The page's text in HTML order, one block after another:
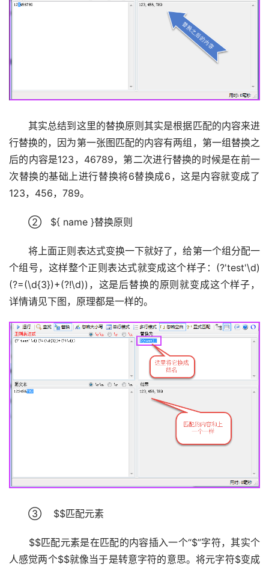
其实总结到这里的替换原则其实是根据匹配的内容来进
行替换的，因为第一张图匹配的内容有两组，第一组替换之
后的内容是123，46789，第二次进行替换的时候是在前一
次替换的基础上进行替换将6替换成6，这是内容就变成了
123，456，789。
②   ${ name }替换原则
将上面正则表达式变换一下就好了，给第一个组分配一
个组号，这样整个正则表达式就变成这个样子：(?'test'\d)
(?=(\d{3})+(?!\d))，这是后替换的原则就变成这个样子，
详情请见下图，原理都是一样的。
③    $$匹配元素
$$匹配元素是在匹配的内容插入一个“$”字符，其实个
人感觉两个$$就像当于是转意字符的意思。将元字符$变成